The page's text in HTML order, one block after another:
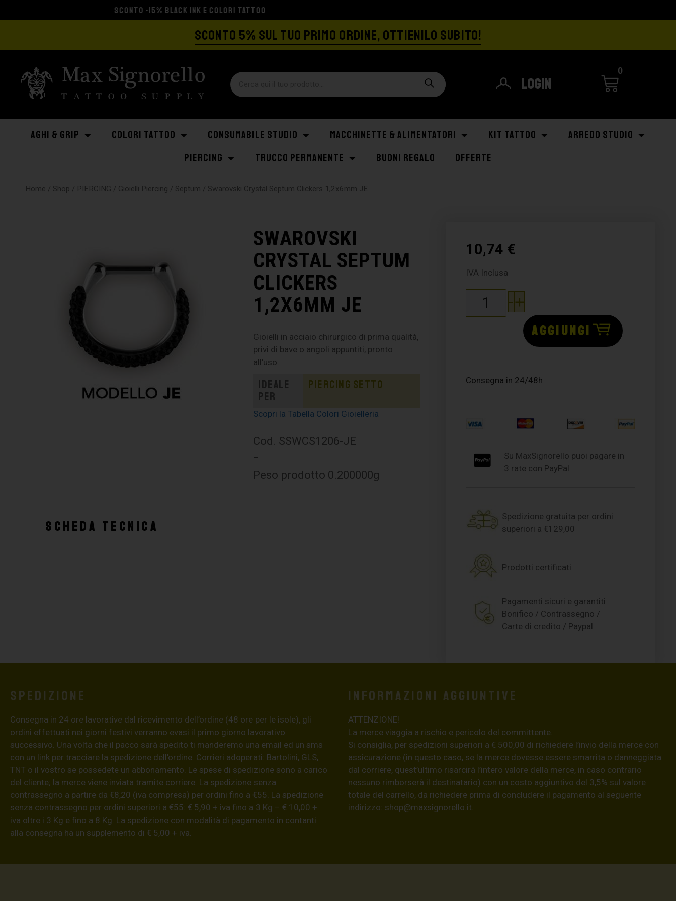
SCONTO 5% SUL TUO PRIMO ORDINE, OTTIENILO SUBITO!
Login
0
AGHI & GRIP COLORI TATTOO CONSUMABILE STUDIO MACCHINETTE & ALIMENTATORI KIT TATTOO
ARREDO STUDIO
PIERCING
TRUCCO PERMANENTE BUONI REGALO OFFERTE
Home / Shop / PIERCING / Gioielli Piercing / Septum / Swarovski Crystal Septum Clickers 1,2x6mm JE
SWAROVSKI
CRYSTAL SEPTUM
CLICKERS
1,2X6MM JE
Gioielli in acciaio chirurgico di prima qualità,
privi di bave o angoli appuntiti, pronto
all’uso.
Ideale
per
Piercing setto
Scopri la Tabella Colori Gioielleria
Cod. SSWCS1206-JE
–
Peso prodotto 0.200000g
SCHEDA TECNICA
10,74 €
IVA Inclusa
-+
AGGIUNGI
Consegna in 24/48h
Su MaxSignorello puoi pagare in
3 rate con PayPal
Spedizione gratuita per ordini
superiori a €129,00
Prodotti certificati
Pagamenti sicuri e garantiti
Bonifico / Contrassegno /
Carte di credito / Paypal
Spedizione
Consegna in 24 ore lavorative dal ricevimento dell’ordine (48 ore per le isole), gli
ordini effettuati nei giorni festivi verranno evasi il primo giorno lavorativo
successivo. Una volta che il pacco sarà spedito ti manderemo una email ed un sms
con un link per tracciare la spedizione dell’ordine. Corrieri adoperati: Bartolini, GLS,
TNT o il vostro se possedete un abbonamento. Le spese di spedizione sono a carico
del cliente; la merce viene inviata tramite corriere. La spedizione senza
contrassegno a partire da €8,20 (iva compresa) per ordini fino a €55. La spedizione
senza contrassegno per ordini superiori a €55: € 5,90 + iva fino a 3 Kg – € 10,00 +
iva oltre i 3 Kg e fino a 8 Kg. La spedizione con modalità di pagamento in contanti
alla consegna ha un supplemento di € 5,00 + iva.
Informazioni aggiuntive
ATTENZIONE!
La merce viaggia a rischio e pericolo del committente.
Si consiglia, per spedizioni superiori a € 500,00 di richiedere l’invio della merce con
assicurazione (in questo caso, se la merce dovesse essere smarrita o danneggiata
dal corriere, quest’ultimo risarcirà l’intero valore della merce, in caso contrario
nessuno rimborserà il destinatario) con un costo aggiuntivo del 3,5% sul valore
totale del carrello, da richiedere prima di concludere il pagamento al seguente
indirizzo: shop@maxsignorello.it